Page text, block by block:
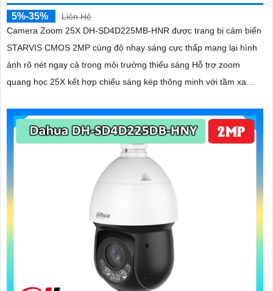
5%-35%
Liên Hệ
Camera Zoom 25X DH-SD4D225MB-HNR được trang bị cảm biến
STARVIS CMOS 2MP cùng độ nhạy sáng cực thấp mang lại hình
ảnh rõ nét ngay cả trong môi trường thiếu sáng Hỗ trợ zoom
quang học 25X kết hợp chiếu sáng kép thông minh với tầm xa
cùng chuẩn chống nước IP67 giúp quan sát ổn định ngoài trời